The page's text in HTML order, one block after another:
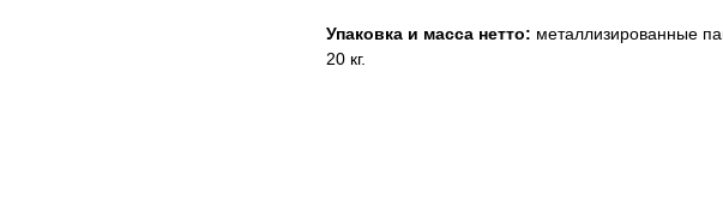
Упаковка и масса нетто: металлизированные
20 кг.